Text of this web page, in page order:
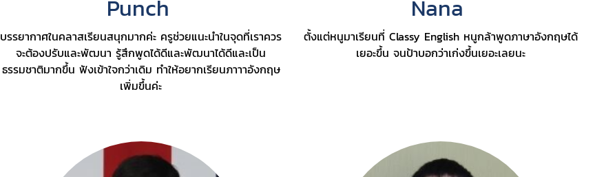
Punch
บรรยากาศในคลาสเรียนสนุกมากค่ะ ครูช่วยแนะนำในจุดที่เราควร
จะต้องปรับและพัฒนา รู้สึกพูดได้ดีและพัฒนาได้ดีและเป็น
ธรรมชาติมากขึ้น ฟังเข้าใจกว่าเดิม ทำให้อยากเรียนภาาาอังกฤษ
เพิ่มขึ้นค่ะ
Nana
ตั้งแต่หนูมาเรียนที่ Classy English หนูกล้าพูดภาษาอังกฤษได้
เยอะขึ้น จนป้าบอกว่าเก่งขึ้นเยอะเลยนะ